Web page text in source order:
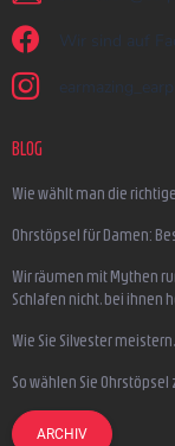
Wir sind auf
BLOG
Wie wählt man die
Ohrstöpsel für Damen:
Wir räumen mit Mythen
Schlafen nicht, bei ihnen
Wie Sie Silvester
So wählen Sie
ARCHIV